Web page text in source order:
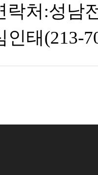
락처:성남
인태(213-